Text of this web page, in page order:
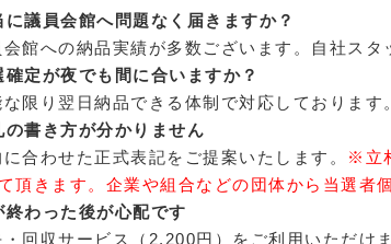
議員会館へ問題なく届きますか？
館への納品実績が多数ございます。自社スタ
定が夜でも間に合いますか？
限り翌日納品できる体制で対応しております。
書き方が分かりません
合わせた正式表記をご提案いたします。
※立
頂きます。企業や組合などの団体から当選者
わった後が心配です
回収サービス（2,200円）をご利用いただけま